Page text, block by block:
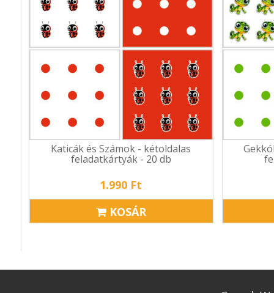
Katicák és Számok - kétoldalas
feladatkártyák - 20 db
1.990 Ft
KOSÁR